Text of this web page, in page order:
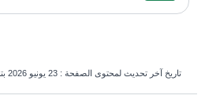
تاريخ آخر تحديث لمحتوى الصفحة : 23 يونيو 2026 بتمام الساعة 09:02 مساءً